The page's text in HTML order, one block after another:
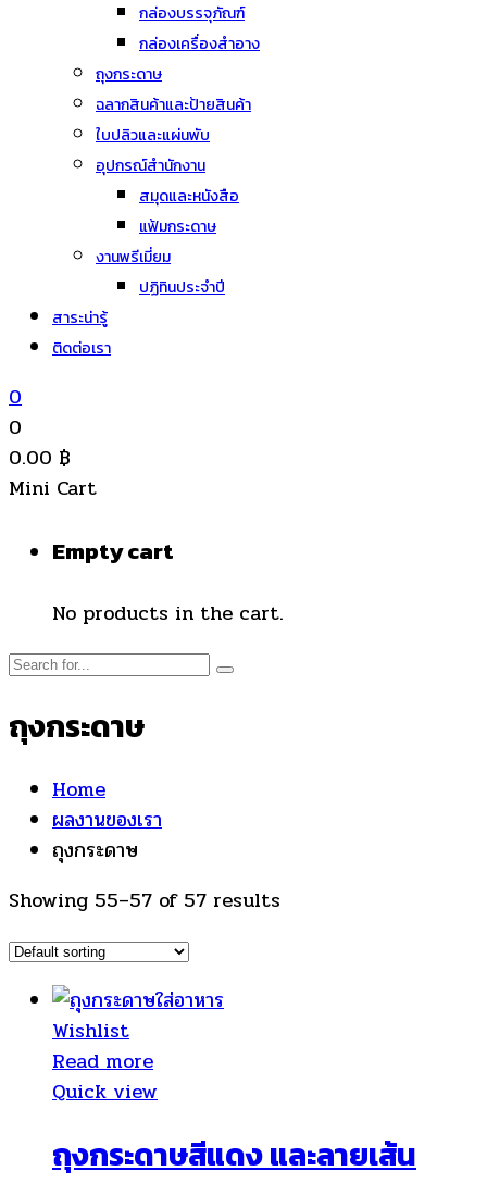
กล่องบรรจุภัณฑ์
กล่องเครื่องสำอาง
ถุงกระดาษ
ฉลากสินค้าและป้ายสินค้า
ใบปลิวและแผ่นพับ
อุปกรณ์สำนักงาน
สมุดและหนังสือ
แฟ้มกระดาษ
งานพรีเมี่ยม
ปฏิทินประจำปี
สาระน่ารู้
ติดต่อเรา
0
0
0.00 ฿
Mini Cart
Empty cart
No products in the cart.
ถุงกระดาษ
Home
ผลงานของเรา
ถุงกระดาษ
Showing 55–57 of 57 results
Wishlist
Read more
Quick view
ถุงกระดาษสีแดง และลายเส้น